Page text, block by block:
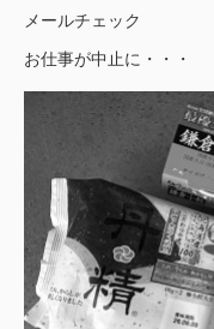
メールチェック
お仕事が中止に・・・